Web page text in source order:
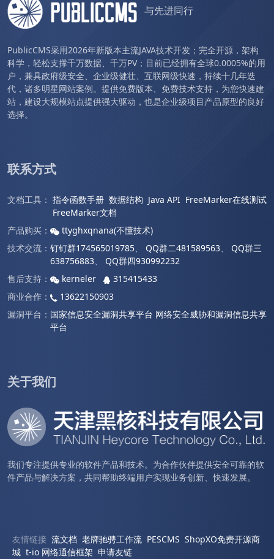
与先进同行
PublicCMS采用2026年新版本主流JAVA技术开发；完全开源，架构
科学，轻松支撑千万数据、千万PV；目前已经拥有全球0.0005%的用
户，兼具政府级安全、企业级健壮、互联网级快速，持续十几年迭
代，诸多明星网站案例。提供免费版本、免费技术支持，为您快速建
站，建设大规模站点提供强大驱动，也是企业级项目产品原型的良好
选择。
联系方式
文档工具： 指令函数手册 数据结构 Java API FreeMarker在线测试
FreeMarker文档
产品购买：
ttyghxqnana(不懂技术)
技术交流： 钉钉群174565019785、 QQ群二481589563、 QQ群三
638756883、 QQ群四930992232
售后支持：
kerneler
315415433
商业合作：
13622150903
漏洞平台： 国家信息安全漏洞共享平台 网络安全威胁和漏洞信息共享
平台
关于我们
我们专注提供专业的软件产品和技术。为合作伙伴提供安全可靠的软
件产品与解决方案，共同帮助终端用户实现业务创新、快速发展。
友情链接 流文档 老牌驰骋工作流 PESCMS ShopXO免费开源商
城 t-io 网络通信框架 申请友链